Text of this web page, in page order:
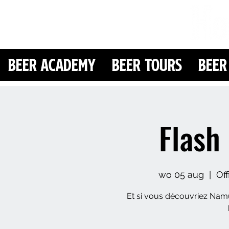
Beer Academy Beer Tours
wo 05 aug
Et si vous découvriez